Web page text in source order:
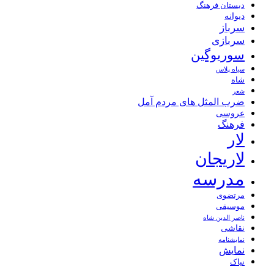
دبستان فرهنگ
دیوانه
سرباز
سربازی
سوریوگین
سیاه پلاس
شاه
شعر
ضرب المثل های مردم آمل
عروسی
فرهنگ
لار
لاریجان
مدرسه
مرتضوی
موسیقی
ناصر الدین شاه
نقاشی
نمايشنامه
نمایش
نیاک